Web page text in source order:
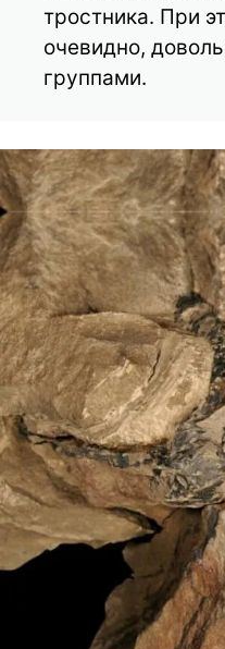
тростника. При
очевидно,
группами.